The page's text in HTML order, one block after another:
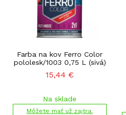
Farba na kov Ferro Color
pololesk/1003 0,75 L (sivá)
15,44 €
Na sklade
Môžete mať už zajtra.